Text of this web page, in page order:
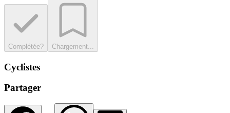
Complétée? Chargement...
Cyclistes
Partager